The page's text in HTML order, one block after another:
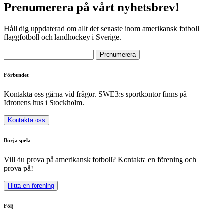
Prenumerera på vårt nyhetsbrev!
Håll dig uppdaterad om allt det senaste inom amerikansk fotboll,
flaggfotboll och landhockey i Sverige.
Förbundet
Kontakta oss gärna vid frågor. SWE3:s sportkontor finns på
Idrottens hus i Stockholm.
Kontakta oss
Börja spela
Vill du prova på amerikansk fotboll? Kontakta en förening och
prova på!
Hitta en förening
Följ